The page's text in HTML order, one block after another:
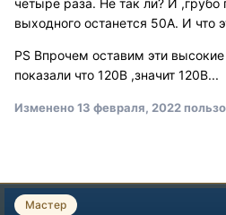
четыре раза. Не так ли? И ,грубо
выходного останется 50А. И что
PS Впрочем оставим эти
показали что 120В ,значит 120В...
Изменено13 февраля, 2022
Мастер